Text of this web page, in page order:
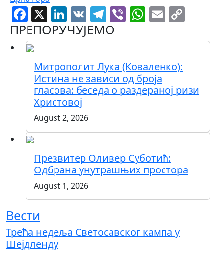
Facebook
X LinkedIn
VK Telegram
Viber Email
ПРЕПОРУЧУЈЕМО
Митрополит Лука (Коваленко):
Истина не зависи од броја
гласова: беседа о раздераној ризи
Христовој
August 2, 2026
Презвитер Оливер Суботић:
Одбрана унутрашњих простора
August 1, 2026
Вести
Трећа недеља Светосавског кампа у
Шејдленду